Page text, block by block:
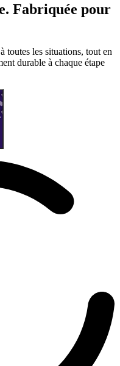
Fabriquée pour
toutes les situations, tout en
durable à chaque étape